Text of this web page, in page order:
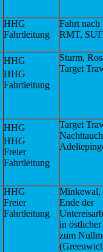
HHG
Fahrtleitung
Fahrt
RMT,
HHG
HHG
Fahrtleitung
Sturm,
Target
HHG
HHG
Freier
Fahrtleitung
Target
HHG
Freier
Fahrtleitung
Minkewal,
Ende der
in
zum